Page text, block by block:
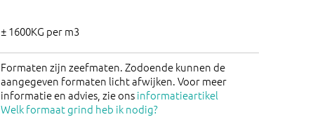
± 1600KG per m3
Formaten zijn zeefmaten. Zodoende kunnen de
aangegeven formaten licht afwijken. Voor meer
informatie en advies, zie onsinformatieartikel
Welk formaat grind heb ik nodig?